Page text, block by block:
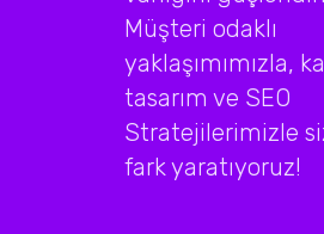
Müşteri odaklı
yaklaşımımızla,
tasarım ve SEO
Stratejilerimizle
fark yaratıyoruz!